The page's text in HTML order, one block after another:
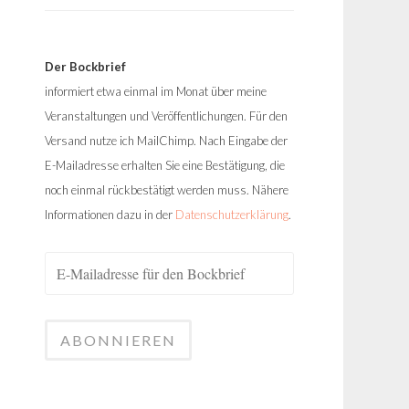
Der Bockbrief
informiert etwa einmal im Monat über meine
Veranstaltungen und Veröffentlichungen. Für den
Versand nutze ich MailChimp. Nach Eingabe der
E-Mailadresse erhalten Sie eine Bestätigung, die
noch einmal rückbestätigt werden muss. Nähere
Informationen dazu in der Datenschutzerklärung.